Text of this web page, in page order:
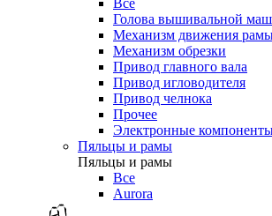
Все
Голова вышивальной
Механизм движения
Механизм обрезки
Привод главного вала
Привод игловодителя
Привод челнока
Прочее
Электронные
Пяльцы и рамы
Пяльцы и рамы
Все
Aurora